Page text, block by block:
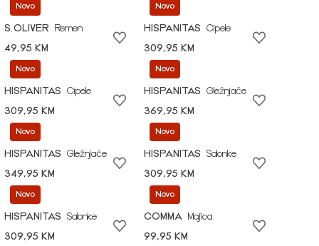
Novo
S.OLIVER
Remen
49,95 KM
Novo
HISPANITAS
Cipele
309,95 KM
Novo
HISPANITAS
Cipele
309,95 KM
Novo
HISPANITAS
Gležnjače
369,95 KM
Novo
HISPANITAS
Gležnjače
349,95 KM
Novo
HISPANITAS
Salonke
309,95 KM
Novo
HISPANITAS
Salonke
309,95 KM
Novo
COMMA
Majica
99,95 KM